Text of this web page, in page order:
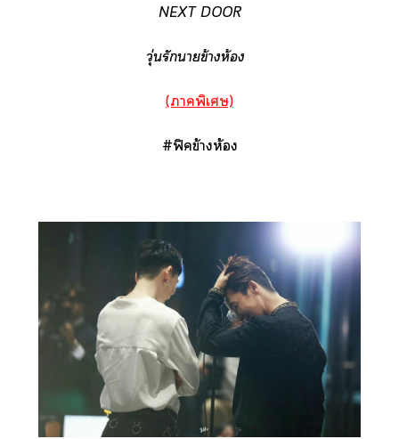
NEXT DOOR
วุ่นรักาข้างห้อง
(าพิเศษ)
#ฟิคข้างห้อง